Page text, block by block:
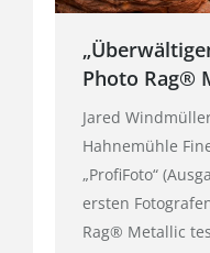
Photo Rag®
Jared
Hahnemühle
„ProfiFoto“
ersten
Rag® Metallic